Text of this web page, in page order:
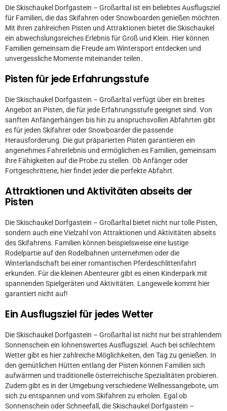
Die Skischaukel Dorfgastein – Großarltal ist ein beliebtes Ausflugsziel
für Familien, die das Skifahren oder Snowboarden genießen möchten.
Mit ihren zahlreichen Pisten und Attraktionen bietet die Skischaukel
ein abwechslungsreiches Erlebnis für Groß und Klein. Hier können
Familien gemeinsam die Freude am Wintersport entdecken und
unvergessliche Momente miteinander teilen.
Pisten für jede Erfahrungsstufe
Die Skischaukel Dorfgastein – Großarltal verfügt über ein breites
Angebot an Pisten, die für jede Erfahrungsstufe geeignet sind. Von
sanften Anfängerhängen bis hin zu anspruchsvollen Abfahrten gibt
es für jeden Skifahrer oder Snowboarder die passende
Herausforderung. Die gut präparierten Pisten garantieren ein
angenehmes Fahrerlebnis und ermöglichen es Familien, gemeinsam
ihre Fähigkeiten auf die Probe zu stellen. Ob Anfänger oder
Fortgeschrittene, hier findet jeder die perfekte Abfahrt.
Attraktionen und Aktivitäten abseits der
Pisten
Die Skischaukel Dorfgastein – Großarltal bietet nicht nur tolle Pisten,
sondern auch eine Vielzahl von Attraktionen und Aktivitäten abseits
des Skifahrens. Familien können beispielsweise eine lustige
Rodelpartie auf den Rodelbahnen unternehmen oder die
Winterlandschaft bei einer romantischen Pferdeschlittenfahrt
erkunden. Für die kleinen Abenteurer gibt es einen Kinderpark mit
spannenden Spielgeräten und Aktivitäten. Langeweile kommt hier
garantiert nicht auf!
Ein Ausflugsziel für jedes Wetter
Die Skischaukel Dorfgastein – Großarltal ist nicht nur bei strahlendem
Sonnenschein ein lohnenswertes Ausflugsziel. Auch bei schlechtem
Wetter gibt es hier zahlreiche Möglichkeiten, den Tag zu genießen. In
den gemütlichen Hütten entlang der Pisten können Familien sich
aufwärmen und traditionelle österreichische Spezialitäten probieren.
Zudem gibt es in der Umgebung verschiedene Wellnessangebote, um
sich zu entspannen und vom Skifahren zu erholen. Egal ob
Sonnenschein oder Schneefall, die Skischaukel Dorfgastein –